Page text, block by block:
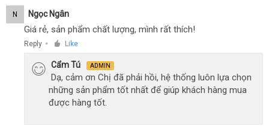
N Ngọc Ngân
Giá rẻ, sản phẩm chất lượng, mình rất thích!
Reply ● Like
Cẩm Tú ADMIN
Dạ, cảm ơn Chị đã phải hồi, hệ thống luôn lựa chọn
những sản phẩm tốt nhất để giúp khách hàng mua
được hàng tốt.